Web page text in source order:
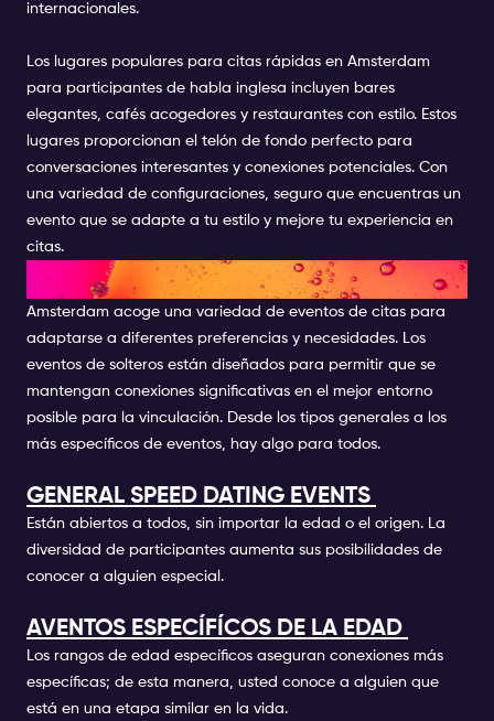
internacionales.
Los lugares populares para citas rápidas en Amsterdam
para participantes de habla inglesa incluyen bares
elegantes, cafés acogedores y restaurantes con estilo. Estos
lugares proporcionan el telón de fondo perfecto para
conversaciones interesantes y conexiones potenciales. Con
una variedad de configuraciones, seguro que encuentras un
evento que se adapte a tu estilo y mejore tu experiencia en
citas.
TIPOS DE ACONTECIMIENTOS
Amsterdam acoge una variedad de eventos de citas para
adaptarse a diferentes preferencias y necesidades. Los
eventos de solteros están diseñados para permitir que se
mantengan conexiones significativas en el mejor entorno
posible para la vinculación. Desde los tipos generales a los
más específicos de eventos, hay algo para todos.
GENERAL SPEED DATING EVENTS
Están abiertos a todos, sin importar la edad o el origen. La
diversidad de participantes aumenta sus posibilidades de
conocer a alguien especial.
AVENTOS ESPECÍFÍCOS DE LA EDAD
Los rangos de edad específicos aseguran conexiones más
específicas; de esta manera, usted conoce a alguien que
está en una etapa similar en la vida.